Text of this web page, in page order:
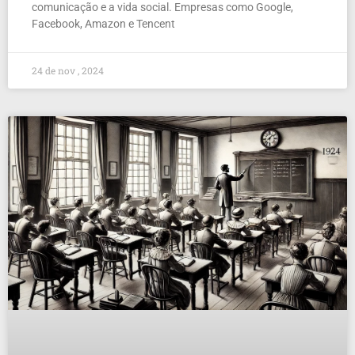
comunicação e a vida social. Empresas como Google,
Facebook, Amazon e Tencent
24 de nov , 2024